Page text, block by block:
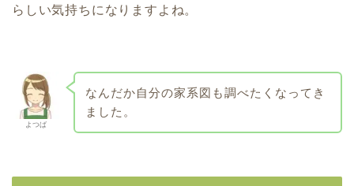
らしい気持ちになりますよね。
よつば
なんだか自分の家系図も調べたくなってき
ました。